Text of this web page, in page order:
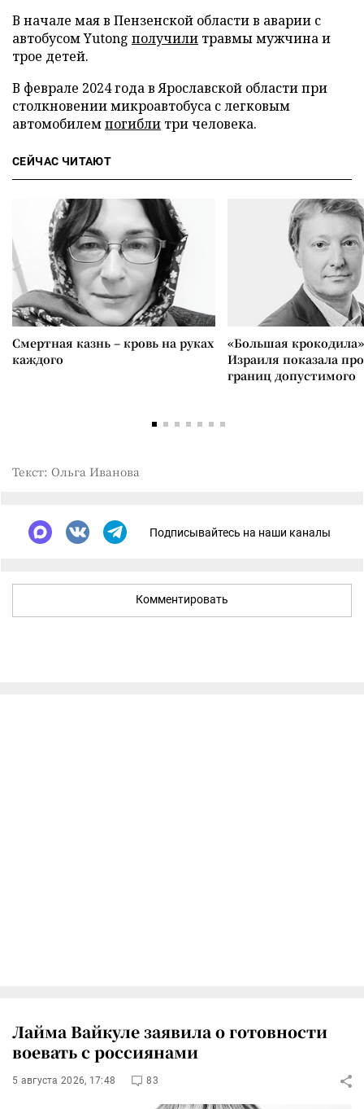
В начале мая в Пензенской области в аварии с
автобусом Yutong получили травмы мужчина и
трое детей.
В феврале 2024 года в Ярославской области при
столкновении микроавтобуса с легковым
автомобилемпогибли три человека.
СЕЙЧАС ЧИТАЮТ
Смертная казнь – кровь на руках
каждого
«Большая
Израиля показала
границ допустимого
Текст: Ольга Иванова
Подписывайтесь на наши каналы
Комментировать
Лайма Вайкуле заявила о готовности
воевать с россиянами
5 августа 2026, 17:48 83